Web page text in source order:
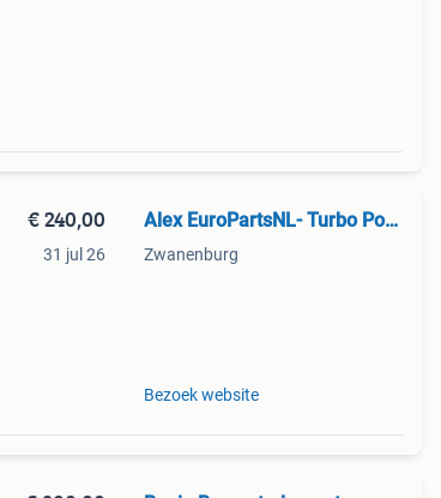
€ 240,00
31 jul 26
Alex EuroPartsNL- Turbo Power
Zwanenburg
Bezoek website